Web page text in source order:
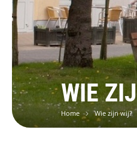
WIE
Home Wie zijn wij?